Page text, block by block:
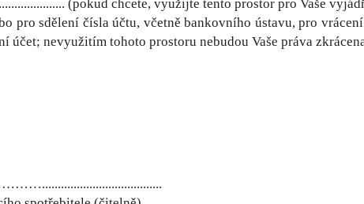
(pokud chcete, využijte tento prostor pro Vaše
pro sdělení čísla účtu, včetně bankovního ústavu, pro
účet; nevyužitím tohoto prostoru nebudou Vaše práva